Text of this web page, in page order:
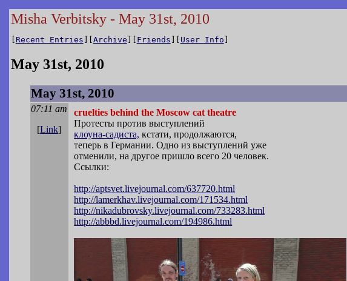
Misha Verbitsky - May 31st, 2010
[ Recent Entries ][Archive ][ Friends ][ User Info ]
May 31st, 2010
May 31st, 2010
07:11 am
[Link]
cruelties behind the Moscow cat theatre
Протесты против выступлений
клоуна-садиста, кстати, продолжаются,
теперь в Германии. Одно из выступлений уже
отменили, на другое пришло всего 20 человек.
Ссылки:
http://aptsvet.livejournal.com/637720.html
http://lamerkhav.livejournal.com/171534.html
http://nikadubrovsky.livejournal.com/733283.html
http://abbbd.livejournal.com/194986.html